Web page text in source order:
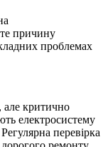
причину
проблемах
але критично
електросистему
перевірка